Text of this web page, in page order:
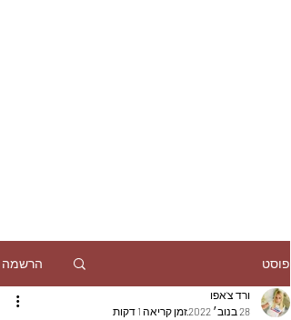
פוסט הרשמה
ורד צ'אפו
28 בנוב׳ 2022
זמן קריאה 1 דקות